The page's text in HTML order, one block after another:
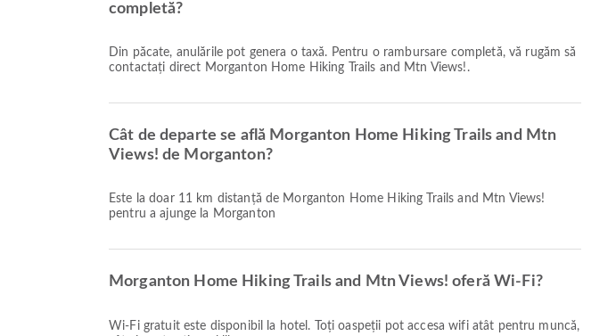
completă?
Din păcate, anulările pot genera o taxă. Pentru o rambursare completă, vă rugăm să
contactați direct Morganton Home Hiking Trails and Mtn Views!.
Cât de departe se află Morganton Home Hiking Trails and Mtn
Views! de Morganton?
Este la doar 11 km distanță de Morganton Home Hiking Trails and Mtn Views!
pentru a ajunge la Morganton
Morganton Home Hiking Trails and Mtn Views! oferă Wi-Fi?
Wi-Fi gratuit este disponibil la hotel. Toți oaspeții pot accesa wifi atât pentru muncă,